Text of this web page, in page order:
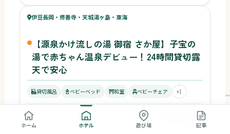
58ベビー
伊豆長岡・修善寺・天城湯ヶ島・東海
【源泉かけ流しの湯 御宿 さか屋】子宝の
湯で赤ちゃん温泉デビュー！24時間貸切露
天で安心
貸切風呂 ベビーベッド 和室 ベビーチェア +1
1名1泊〜 ¥19,500〜
59
ホーム ホテル 遊び場 記事